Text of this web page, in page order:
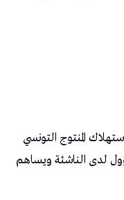
المنتوج التونسي
لدى الناشئة ويساهم